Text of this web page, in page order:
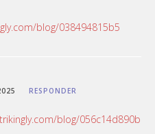
blog/038494815b5
RESPONDER
blog/056c14d890b